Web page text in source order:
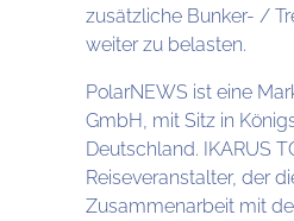
zusätzliche Bunker- /
weiter zu belasten.
PolarNEWS ist eine
GmbH, mit Sitz in
Deutschland. IKARUS
Reiseveranstalter, der
Zusammenarbeit mit